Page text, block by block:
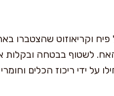
וקריאוזוט שהצטברו
לשטוף בבטחה ובקלות
על ידי ריכוז הכלים